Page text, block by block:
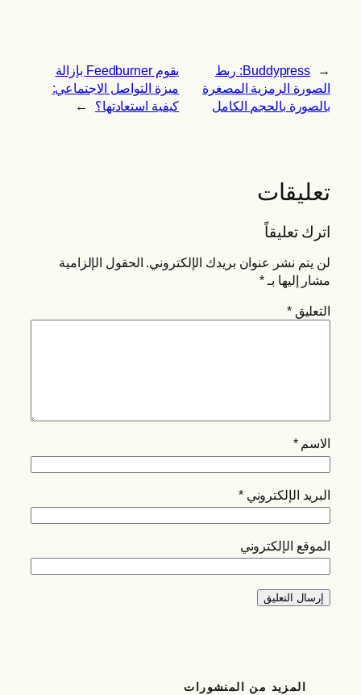
←
Buddypress: ربط
الصورة الرمزية المصغرة
بالصورة بالحجم الكامل
يقوم Feedburner بإزالة
ميزة التواصل الاجتماعي:
كيفية استعادتها؟
→
تعليقات
اترك تعليقاً
لن يتم نشر عنوان بريدك الإلكتروني. الحقول الإلزامية
مشار إليها بـ *
التعليق*
الاسم*
البريد الإلكتروني*
الموقع الإلكتروني
المزيد من المنشورات